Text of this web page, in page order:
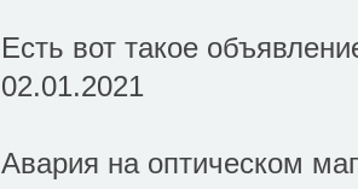
Есть вот такое
02.01.2021
Авария на оптическом